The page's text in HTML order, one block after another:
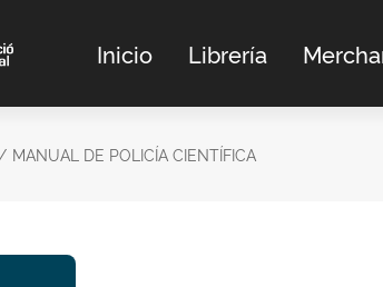
Inicio Librería
MANUAL DE POLICÍA CIENTÍFICA